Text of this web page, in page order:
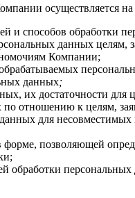
осуществляется
и способов обработки
данных целям,
Компании;
данных;
их достаточности для
отношению к целям,
для
позволяющей
обработки